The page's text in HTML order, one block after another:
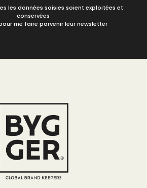
les données saisies soient exploitées et
conservées
me faire parvenir leur newsletter